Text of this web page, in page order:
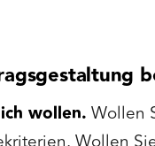
wollen. Wollen